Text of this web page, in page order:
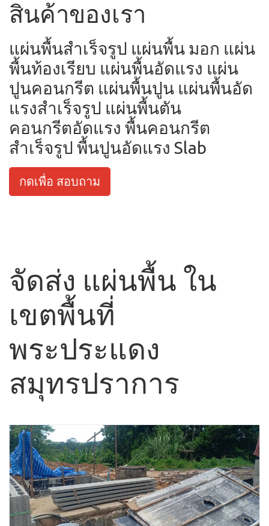
สินค้าของเรา
แผ่นพื้นสำเร็จรูป แผ่นพื้น มอก แผ่น
พื้นท้องเรียบ แผ่นพื้นอัดแรง แผ่น
ปูนคอนกรีต แผ่นพื้นปูน แผ่นพื้นอัด
แรงสำเร็จรูป แผ่นพื้นตัน
คอนกรีตอัดแรง พื้นคอนกรีต
สำเร็จรูป พื้นปูนอัดแรง Slab
กดเพื่อ สอบถาม
จัดส่ง แผ่นพื้น ใน
เขตพื้นที่
พระประแดง
สมุทรปราการ